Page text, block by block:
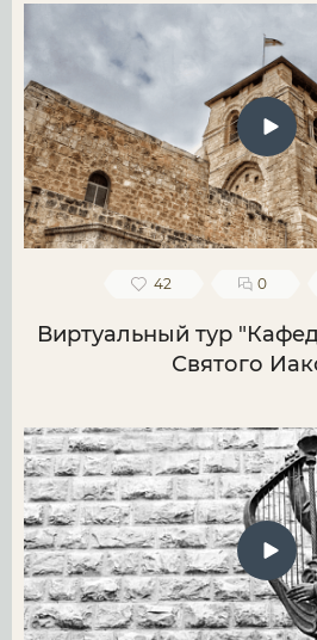
42 0
Виртуальный тур
Святого